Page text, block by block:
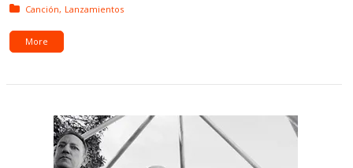
Posted in:
Canción Lanzamientos
More